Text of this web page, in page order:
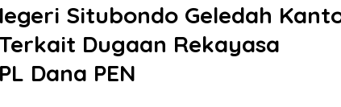
Situbondo Geledah
Dugaan Rekayasa
Dana PEN